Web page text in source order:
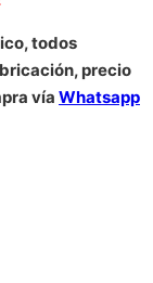
todos
precio
vía Whatsapp